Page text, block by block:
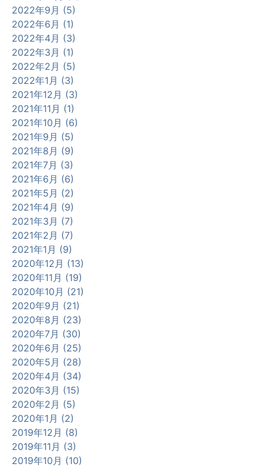
2022年9月 (5)
2022年6月 (1)
2022年4月 (3)
2022年3月 (1)
2022年2月 (5)
2022年1月 (3)
2021年12月 (3)
2021年11月 (1)
2021年10月 (6)
2021年9月 (5)
2021年8月 (9)
2021年7月 (3)
2021年6月 (6)
2021年5月 (2)
2021年4月 (9)
2021年3月 (7)
2021年2月 (7)
2021年1月 (9)
2020年12月 (13)
2020年11月 (19)
2020年10月 (21)
2020年9月 (21)
2020年8月 (23)
2020年7月 (30)
2020年6月 (25)
2020年5月 (28)
2020年4月 (34)
2020年3月 (15)
2020年2月 (5)
2020年1月 (2)
2019年12月 (8)
2019年11月 (3)
2019年10月 (10)